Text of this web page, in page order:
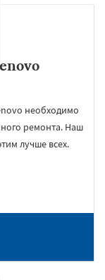
необходимо
ремонта. Наш
лучше всех.